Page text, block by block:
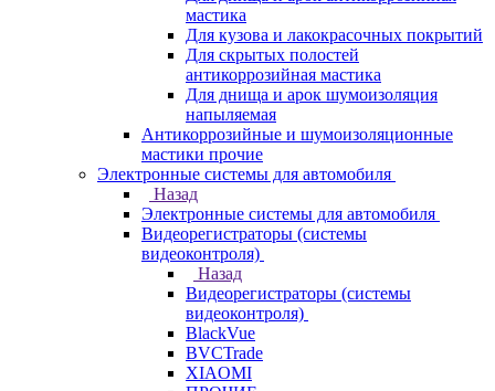
мастика
Для кузова и лакокрасочных покрытий
Для скрытых полостей
антикоррозийная мастика
Для днища и арок шумоизоляция
напыляемая
Антикоррозийные и шумоизоляционные
мастики прочие
Электронные системы для автомобиля
Назад
Электронные системы для автомобиля
Видеорегистраторы (системы
видеоконтроля)
Назад
Видеорегистраторы (системы
видеоконтроля)
BlackVue
BVCTrade
XIAOMI